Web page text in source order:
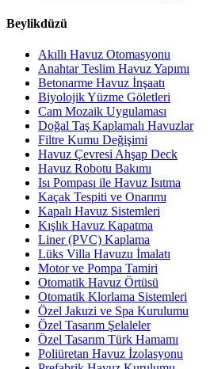
Beylikdüzü
Akıllı Havuz Otomasyonu
Anahtar Teslim Havuz Yapımı
Betonarme Havuz İnşaatı
Biyolojik Yüzme Göletleri
Cam Mozaik Uygulaması
Doğal Taş Kaplamalı Havuzlar
Filtre Kumu Değişimi
Havuz Çevresi Ahşap Deck
Havuz Robotu Bakımı
Isı Pompası ile Havuz Isıtma
Kaçak Tespiti ve Onarımı
Kapalı Havuz Sistemleri
Kışlık Havuz Kapatma
Liner (PVC) Kaplama
Lüks Villa Havuzu İmalatı
Motor ve Pompa Tamiri
Otomatik Havuz Örtüsü
Otomatik Klorlama Sistemleri
Özel Jakuzi ve Spa Kurulumu
Özel Tasarım Şelaleler
Özel Tasarım Türk Hamamı
Poliüretan Havuz İzolasyonu